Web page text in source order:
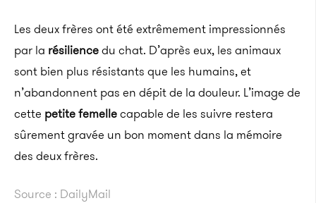
Les deux frères ont été extrêmement impressionnés
par la résiliencedu chat. D’après eux, les animaux
sont bien plus résistants que les humains, et
n’abandonnent pas en dépit de la douleur. L’image de
cette petite femellecapable de les suivre restera
sûrement gravée un bon moment dans la mémoire
des deux frères.
Source : DailyMail